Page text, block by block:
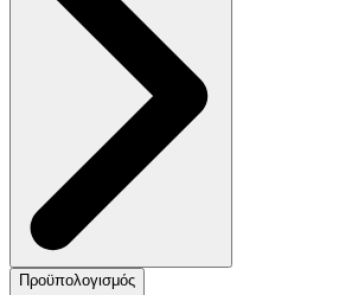
Προϋπολογισμός